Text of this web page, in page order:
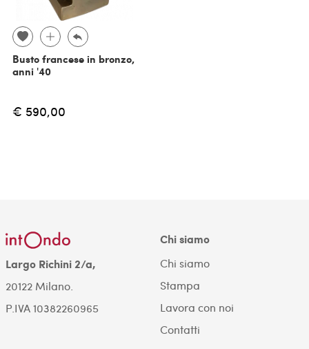
Busto francese in bronzo,
anni '40
€ 590,00
Largo Richini 2/a,
20122 Milano.
P.IVA 10382260965
Chi siamo
Chi siamo
Stampa
Lavora con noi
Contatti